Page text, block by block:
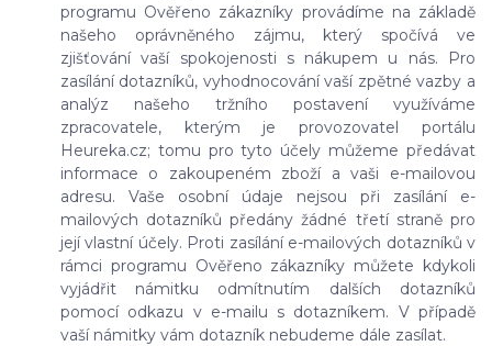
programu Ověřeno zákazníky provádíme na základě
našeho oprávněného zájmu, který spočívá ve
zjišťování vaší spokojenosti s nákupem u nás. Pro
zasílání dotazníků, vyhodnocování vaší zpětné vazby a
analýz našeho tržního postavení využíváme
zpracovatele, kterým je provozovatel portálu
Heureka.cz; tomu pro tyto účely můžeme předávat
informace o zakoupeném zboží a vaši e-mailovou
adresu. Vaše osobní údaje nejsou při zasílání e-
mailových dotazníků předány žádné třetí straně pro
její vlastní účely. Proti zasílání e-mailových dotazníků v
rámci programu Ověřeno zákazníky můžete kdykoli
vyjádřit námitku odmítnutím dalších dotazníků
pomocí odkazu v e-mailu s dotazníkem. V případě
vaší námitky vám dotazník nebudeme dále zasílat.